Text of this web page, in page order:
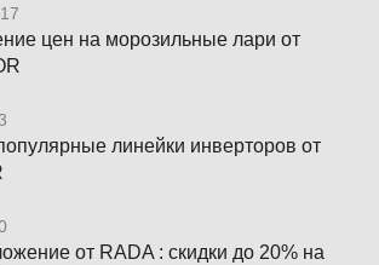
цен на морозильные лари от
линейки инверторов от
от RADA : скидки до 20% на